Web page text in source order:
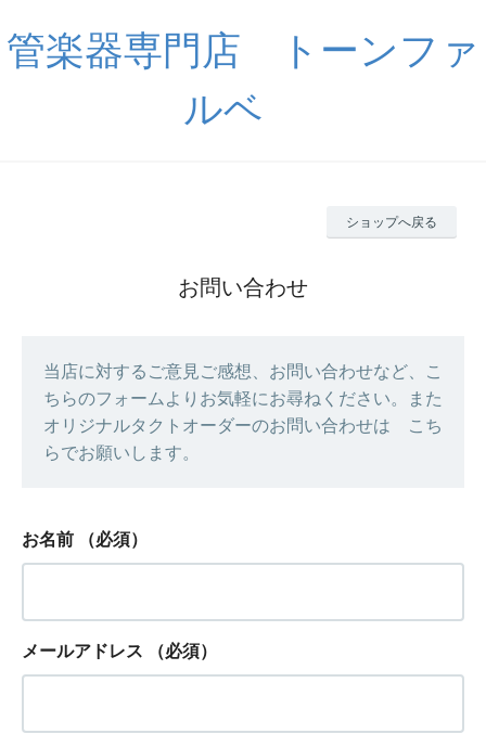
管楽器専門店 トーンファ
ルベ
ショップへ戻る
お問い合わせ
当店に対するご意見ご感想、お問い合わせなど、こ
ちらのフォームよりお気軽にお尋ねください。また
オリジナルタクトオーダーのお問い合わせは こち
らでお願いします。
お名前 （必須）
メールアドレス （必須）